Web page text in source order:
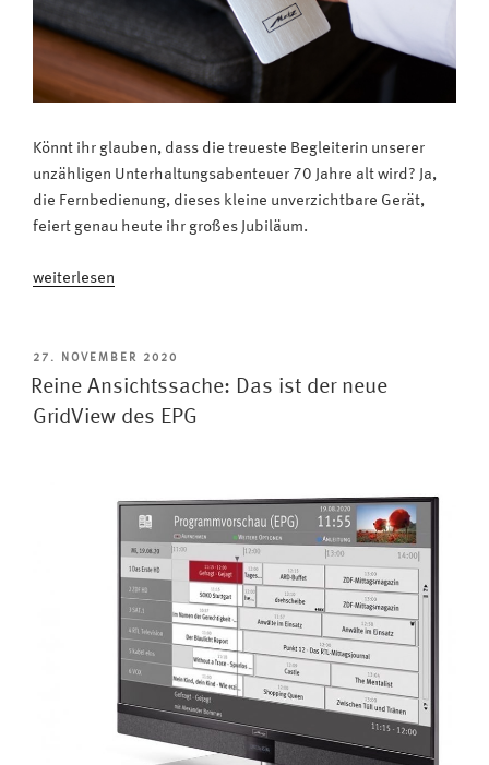
Könnt ihr glauben, dass die treueste Begleiterin unserer
unzähligen Unterhaltungsabenteuer 70 Jahre alt wird? Ja,
die Fernbedienung, dieses kleine unverzichtbare Gerät,
feiert genau heute ihr großes Jubiläum.
„Alles
70.
Geburtstag,
liebe
weiterlesen
VERÖFFENTLICHT
AM
27. NOVEMBER 2020
Reine Ansichtssache: Das ist der neue
GridView des EPG